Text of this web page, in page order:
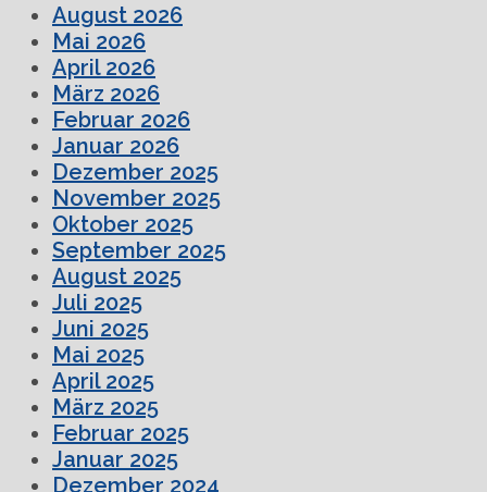
August 2026
Mai 2026
April 2026
März 2026
Februar 2026
Januar 2026
Dezember 2025
November 2025
Oktober 2025
September 2025
August 2025
Juli 2025
Juni 2025
Mai 2025
April 2025
März 2025
Februar 2025
Januar 2025
Dezember 2024